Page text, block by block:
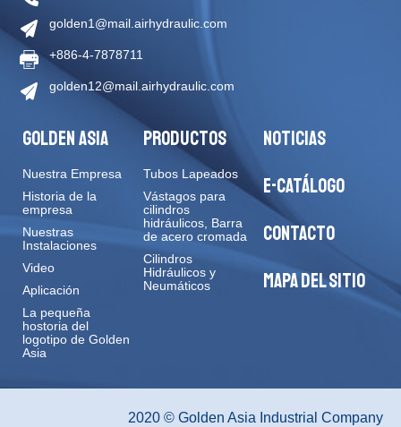
golden1@mail.airhydraulic.com
+886-4-7878711
golden12@mail.airhydraulic.com
GOLDEN ASIA
Nuestra Empresa
Historia de la
empresa
Nuestras
Instalaciones
Video
Aplicación
La pequeña
hostoria del
logotipo de Golden
Asia
PRODUCTOS
Tubos Lapeados
Vástagos para
cilindros
hidráulicos, Barra
de acero cromada
Cilindros
Hidráulicos y
Neumáticos
NOTICIAS
E-CATÁLOGO
CONTACTO
MAPA DEL SITIO
2020 © Golden Asia Industrial Company